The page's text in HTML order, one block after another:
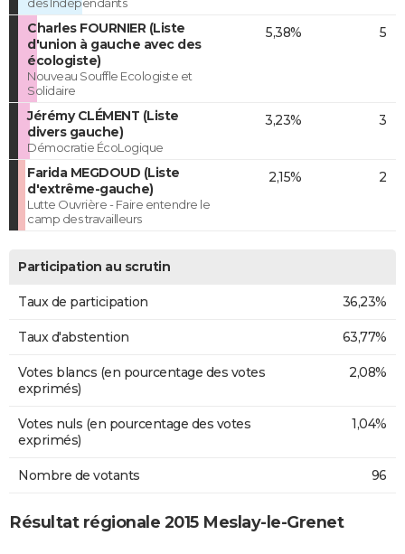
Charles FOURNIER (Liste
d'union à gauche avec des
écologiste)
Nouveau Souffle Ecologiste et
Solidaire
5,38% 5
Jérémy CLÉMENT (Liste
divers gauche)
Démocratie ÉcoLogique
3,23% 3
Farida MEGDOUD (Liste
d'extrême-gauche)
Lutte Ouvrière - Faire entendre le
camp des travailleurs
2,15% 2
Participation au scrutin
Taux de participation 36,23%
Taux d'abstention 63,77%
Votes blancs (en pourcentage des votes
exprimés)
2,08%
Votes nuls (en pourcentage des votes
exprimés)
1,04%
Nombre de votants 96
Résultat régionale 2015 Meslay-le-Grenet